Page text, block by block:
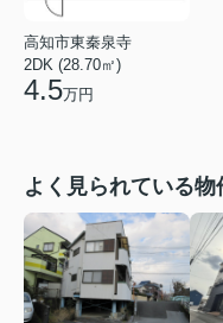
高知市東秦泉寺
2DK (28.70㎡)
4.5万円
よく見られている物